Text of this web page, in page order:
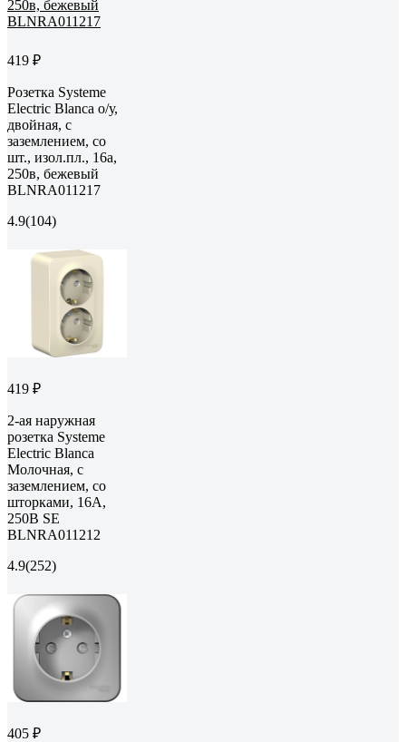
419 ₽
Розетка Systeme
Electric Blanca о/у,
двойная, с
заземлением, со
шт., изол.пл., 16а,
250в, бежевый
BLNRA011217
4.9(104)
419 ₽
2-ая наружная
розетка Systeme
Electric Blanca
Молочная, с
заземлением, со
шторками, 16А,
250В SE
BLNRA011212
4.9(252)
405 ₽